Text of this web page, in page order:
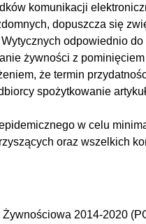
komunikacji
dopuszcza się
odpowiednio
żywności z
że termin
spożytkowanie
w celu
oraz wszelkich
2014-2020